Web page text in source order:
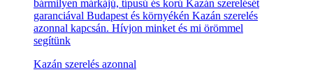
bármilyen márkájú, típusú és korú Kazán szerelését
garanciával Budapest és környékén Kazán szerelés
azonnal kapcsán. Hívjon minket és mi örömmel
segítünk
Kazán szerelés azonnal